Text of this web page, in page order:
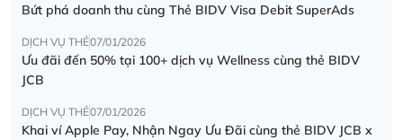
Bứt phá doanh thu cùng Thẻ BIDV Visa Debit SuperAds
DỊCH VỤ THẺ07/01/2026
Ưu đãi đến 50% tại 100+ dịch vụ Wellness cùng thẻ BIDV
JCB
DỊCH VỤ THẺ07/01/2026
Khai ví Apple Pay, Nhận Ngay Ưu Đãi cùng thẻ BIDV JCB x